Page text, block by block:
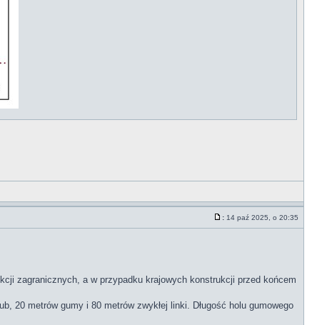
: 14 paź 2025, o 20:35
zagranicznych, a w przypadku krajowych konstrukcji przed końcem
20 metrów gumy i 80 metrów zwykłej linki. Długość holu gumowego